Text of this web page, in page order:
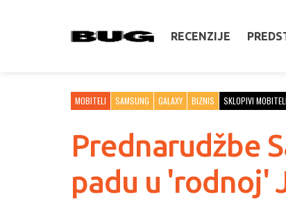
RECENZIJE
MOBITELI SAMSUNG GALAXY BIZNIS SKLOPIVI MOBITELI
Prednarudžbe
padu u 'rodnoj'